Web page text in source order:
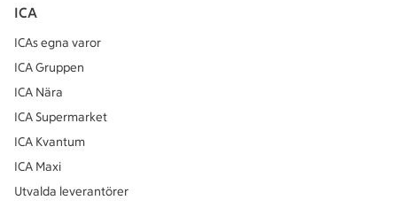
ICA
ICAs egna varor
ICA Gruppen
ICA Nära
ICA Supermarket
ICA Kvantum
ICA Maxi
Utvalda leverantörer